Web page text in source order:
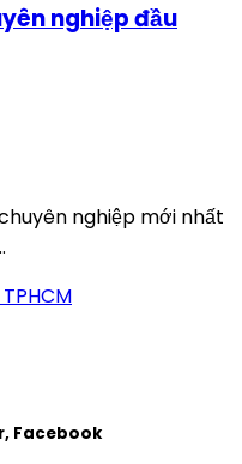
nghiệp đầu
nghiệp mới nhất
Facebook